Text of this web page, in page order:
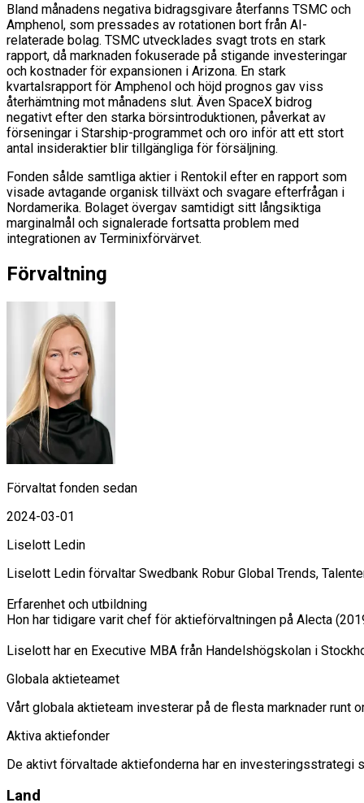
Bland månadens negativa bidragsgivare återfanns TSMC och
Amphenol, som pressades av rotationen bort från AI-
relaterade bolag. TSMC utvecklades svagt trots en stark
rapport, då marknaden fokuserade på stigande investeringar
och kostnader för expansionen i Arizona. En stark
kvartalsrapport för Amphenol och höjd prognos gav viss
återhämtning mot månadens slut. Även SpaceX bidrog
negativt efter den starka börsintroduktionen, påverkat av
förseningar i Starship-programmet och oro inför att ett stort
antal insideraktier blir tillgängliga för försäljning.
Fonden sålde samtliga aktier i Rentokil efter en rapport som
visade avtagande organisk tillväxt och svagare efterfrågan i
Nordamerika. Bolaget övergav samtidigt sitt långsiktiga
marginalmål och signalerade fortsatta problem med
integrationen av Terminixförvärvet.
Förvaltning
Förvaltat fonden sedan
2024-03-01
Liselott Ledin
Liselott Ledin förvaltar Swedbank Robur Global Trends,
Erfarenhet och utbildning
Hon har tidigare varit chef för aktieförvaltningen på Alecta
Liselott har en Executive MBA från Handelshögskolan i
Globala aktieteamet
Vårt globala aktieteam investerar på de flesta marknader runt
Aktiva aktiefonder
De aktivt förvaltade aktiefonderna har en investeringsstrategi
Land